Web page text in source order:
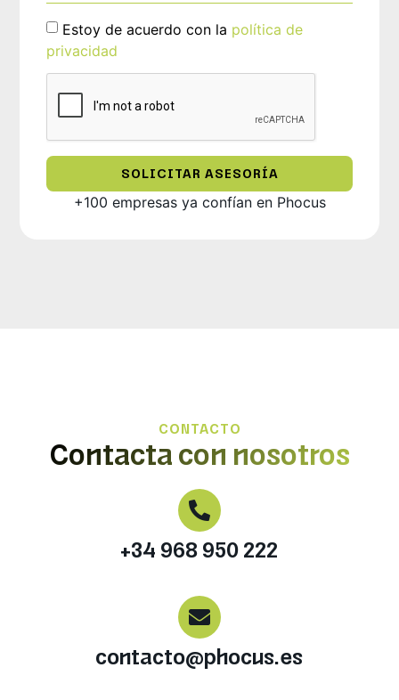
Estoy de acuerdo con la política de
privacidad
SOLICITAR ASESORÍA
+100 empresas ya confían en Phocus
CONTACTO
Contacta con nosotros
+34 968 950 222
contacto@phocus.es